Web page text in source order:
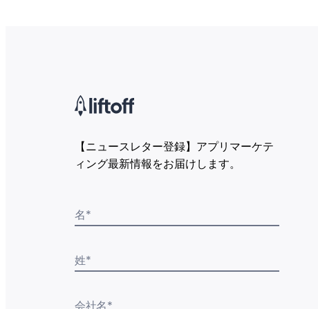
【ニュースレター登録】アプリマーケテ
ィング最新情報をお届けします。
名*
姓*
会社名*